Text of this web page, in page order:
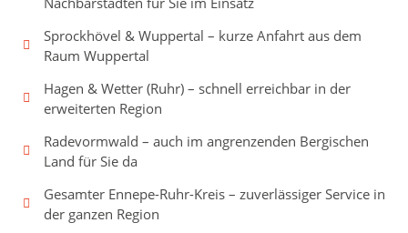
Sprockhövel & Wuppertal – kurze Anfahrt aus dem
Raum Wuppertal
Hagen & Wetter (Ruhr) – schnell erreichbar in der
erweiterten Region
Radevormwald – auch im angrenzenden Bergischen
Land für Sie da
Gesamter Ennepe-Ruhr-Kreis – zuverlässiger Service in
der ganzen Region